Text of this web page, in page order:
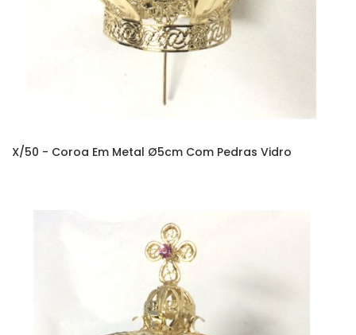
X/50 - Coroa Em Metal Ø5cm Com Pedras Vidro